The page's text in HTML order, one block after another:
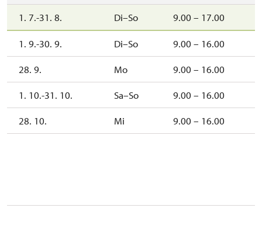
1. 7.-31. 8. Di–So 9.00 – 17.00
1. 9.-30. 9. Di–So 9.00 – 16.00
28. 9. Mo 9.00 – 16.00
1. 10.-31. 10. Sa–So 9.00 – 16.00
28. 10. Mi 9.00 – 16.00